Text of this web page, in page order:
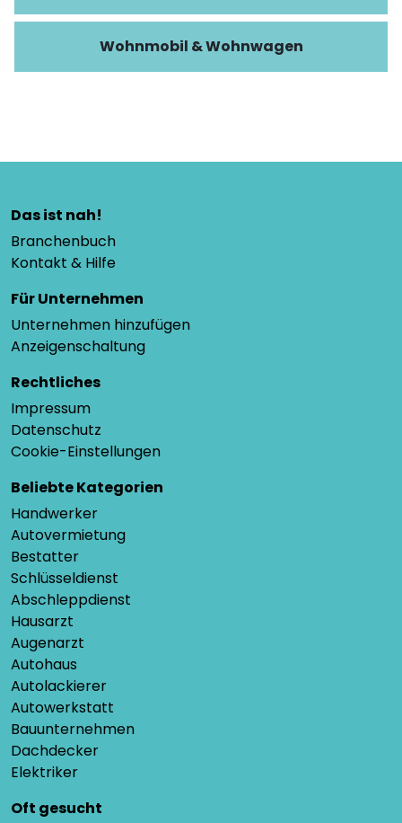
Wohnmobil & Wohnwagen
Das ist nah!
Branchenbuch
Kontakt & Hilfe
Für Unternehmen
Unternehmen hinzufügen
Anzeigenschaltung
Rechtliches
Impressum
Datenschutz
Cookie-Einstellungen
Beliebte Kategorien
Handwerker
Autovermietung
Bestatter
Schlüsseldienst
Abschleppdienst
Hausarzt
Augenarzt
Autohaus
Autolackierer
Autowerkstatt
Bauunternehmen
Dachdecker
Elektriker
Oft gesucht